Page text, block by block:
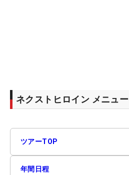
ネクストヒロイン メニュー
ツアーTOP
年間日程